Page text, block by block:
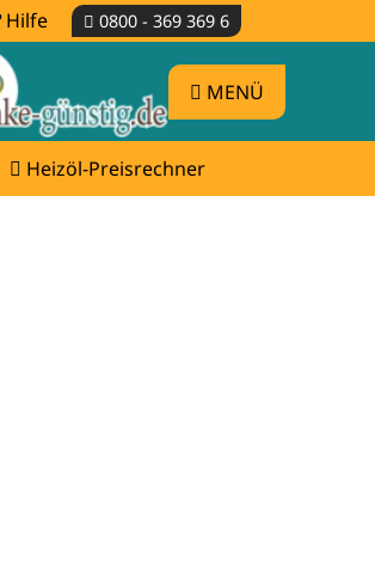
Hilfe 0800 - 369 369 6
MENÜ
Heizöl-Preisrechner